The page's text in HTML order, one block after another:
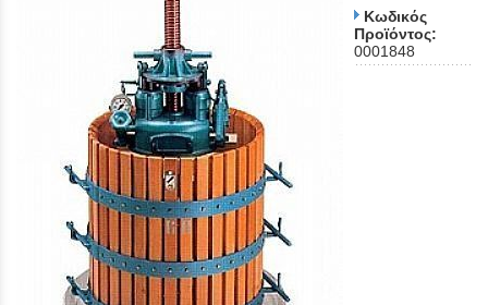
Κωδικός
Προϊόντος:
0001848